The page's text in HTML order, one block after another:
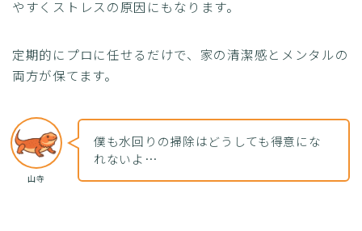
やすくストレスの原因にもなります。
定期的にプロに任せるだけで、家の清潔感とメンタルの
両方が保てます。
山寺
僕も水回りの掃除はどうしても得意にな
れないよ…